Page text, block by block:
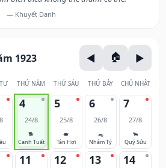
— Khuyết Danh
1923
THỨ NĂM THỨ SÁU THỨ BẢY CHỦ NHẬT
4
24/8
🐕
Canh Tuất
5
25/8
🐖
Tân Hợi
6
26/8
🐀
Nhâm Tý
7
27/8
🐂
Quý Sửu
11 12 13 14